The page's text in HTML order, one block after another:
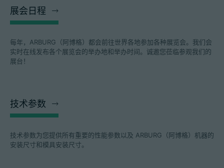
展会日程
每年，ARBURG（阿博格）都会前往世界各地参加各种展览会。我们会
实时在线发布各个展览会的举办地和举办时间。诚邀您莅临参观我们的
展台！
技术参数
技术参数为您提供所有重要的性能参数以及 ARBURG（阿博格）机器的
安装尺寸和模具安装尺寸。